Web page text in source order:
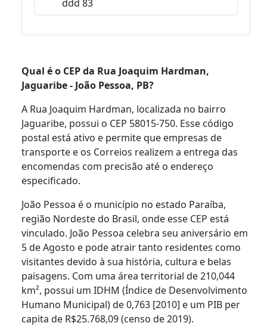
ddd 83
Qual é o CEP da Rua Joaquim Hardman,
Jaguaribe - João Pessoa, PB?
A Rua Joaquim Hardman, localizada no bairro
Jaguaribe, possui o CEP 58015-750. Esse código
postal está ativo e permite que empresas de
transporte e os Correios realizem a entrega das
encomendas com precisão até o endereço
especificado.
João Pessoa é o município no estado Paraíba,
região Nordeste do Brasil, onde esse CEP está
vinculado. João Pessoa celebra seu aniversário em
5 de Agosto e pode atrair tanto residentes como
visitantes devido à sua história, cultura e belas
paisagens. Com uma área territorial de 210,044
km², possui um IDHM (Índice de Desenvolvimento
Humano Municipal) de 0,763 [2010] e um PIB per
capita de R$25.768,09 (censo de 2019).